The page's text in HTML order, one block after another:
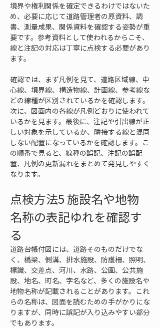
境界や権利関係を確定できるわけではないた
め、必要に応じて道路管理者の原資料、調
書、測量成果、関係資料を確認する姿勢が重
要です。参考資料として使われるからこそ、
線と注記の対応は丁寧に点検する必要があり
ます。
確認では、まず凡例を見て、道路区域線、中
心線、境界線、構造物線、計画線、参考線な
どの線種が区別されているかを確認します。
次に、図面内の各線が凡例どおりに使われて
いるかを見ます。最後に、注記や引出線が正
しい対象を示しているか、隣接する線と混同
しない配置になっているかを確認します。こ
の順番で見ると、線種の誤記、注記の誤配
置、凡例の更新漏れをまとめて発見しやすく
なります。
点検方法5 施設名や地物
名称の表記ゆれを確認す
る
道路台帳付図には、道路そのものだけでな
く、橋梁、側溝、排水施設、防護柵、照明、
標識、交差点、河川、水路、公園、公共施
設、地名、町名、字名など、多くの施設名や
地物名称が記載されることがあります。これ
らの名称は、図面を読むための手がかりにな
りますが、同時に誤記が入り込みやすい部分
でもあります。